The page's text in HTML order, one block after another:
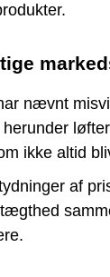
nævnt
ikke altid
af